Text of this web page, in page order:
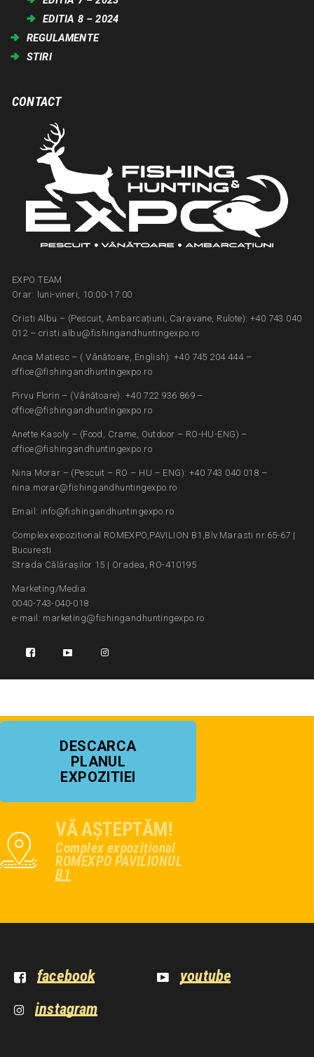
EDITIA 8 – 2024
REGULAMENTE
STIRI
CONTACT
EXPO TEAM
Orar: luni-vineri, 10:00-17:00
Cristi Albu – (Pescuit, Ambarcațiuni, Caravane, Rulote): +40 743 040
012 – cristi.albu@fishingandhuntingexpo.ro
Anca Matiesc – ( Vânătoare, English): +40 745 204 444 –
office@fishingandhuntingexpo.ro
Pirvu Florin – (Vânătoare): +40 722 936 869 –
office@fishingandhuntingexpo.ro
Anette Kasoly – (Food, Crame, Outdoor – RO-HU-ENG) –
office@fishingandhuntingexpo.ro
Nina Morar – (Pescuit – RO – HU – ENG): +40 743 040 018 –
nina.morar@fishingandhuntingexpo.ro
Email: info@fishingandhuntingexpo.ro
Complex expozitional ROMEXPO,PAVILION B1,Blv.Marasti nr.65-67 |
Bucuresti
Strada Călărașilor 15 | Oradea, RO-410195
Marketing/Media:
0040-743-040-018
e-mail: marketing@fishingandhuntingexpo.ro
DESCARCA
PLANUL
EXPOZITIEI
VĂ AȘTEPTĂM!
Complex expozițional
ROMEXPO PAVILIONUL
B1
facebook
youtube
instagram